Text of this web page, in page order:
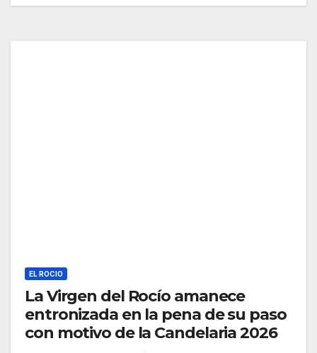
EL ROCIO
La Virgen del Rocío amanece
entronizada en la pena de su paso
con motivo de la Candelaria 2026